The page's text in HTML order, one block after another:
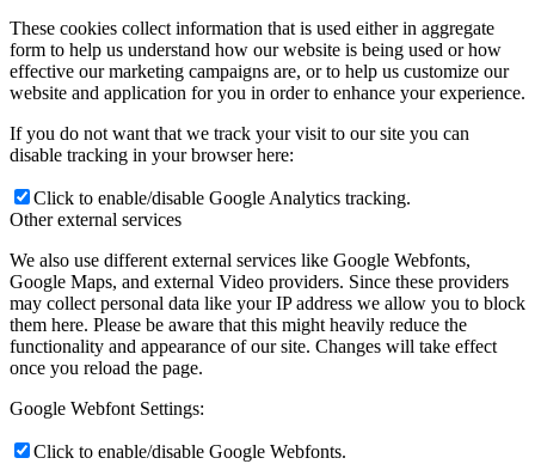
These cookies collect information that is used either in aggregate
form to help us understand how our website is being used or how
effective our marketing campaigns are, or to help us customize our
website and application for you in order to enhance your experience.
If you do not want that we track your visit to our site you can
disable tracking in your browser here:
Click to enable/disable Google Analytics tracking.
Other external services
We also use different external services like Google Webfonts,
Google Maps, and external Video providers. Since these providers
may collect personal data like your IP address we allow you to block
them here. Please be aware that this might heavily reduce the
functionality and appearance of our site. Changes will take effect
once you reload the page.
Google Webfont Settings:
Click to enable/disable Google Webfonts.